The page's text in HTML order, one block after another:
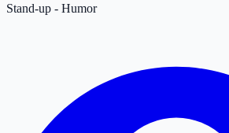
Stand-up - Humor